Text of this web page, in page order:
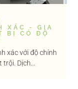
XÁC - GIA
BỊ CÓ ĐỘ
xác với độ chính
Dịch...